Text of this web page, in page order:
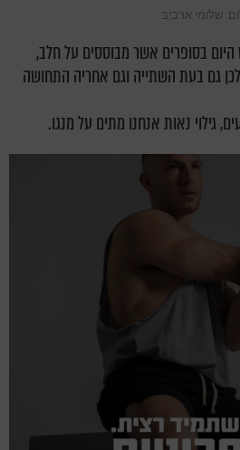
שלומי ארביב
בסופרים אשר מבוססים על חלב,
גם בעת השתייה וגם אחריה התחושה
גילוי נאות אנחנו מתים על מנגו.